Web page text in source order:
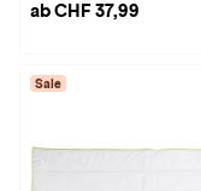
ab CHF 37,99
Sale